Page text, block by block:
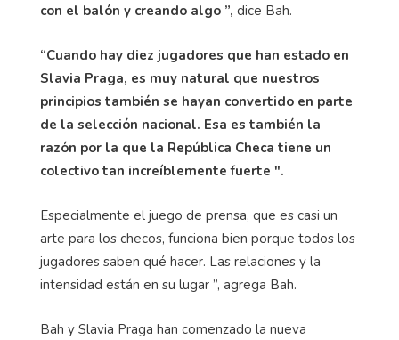
con el balón y creando algo ”, dice Bah.
“Cuando hay diez jugadores que han estado en
Slavia Praga, es muy natural que nuestros
principios también se hayan convertido en parte
de la selección nacional. Esa es también la
razón por la que la República Checa tiene un
colectivo tan increíblemente fuerte ".
Especialmente el juego de prensa, que es casi un
arte para los checos, funciona bien porque todos los
jugadores saben qué hacer. Las relaciones y la
intensidad están en su lugar ”, agrega Bah.
Bah y Slavia Praga han comenzado la nueva